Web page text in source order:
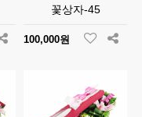
꽃상자-45
100,000원